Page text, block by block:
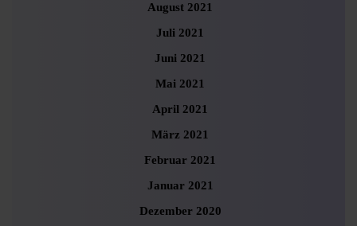
August 2021
Juli 2021
Juni 2021
Mai 2021
April 2021
März 2021
Februar 2021
Januar 2021
Dezember 2020